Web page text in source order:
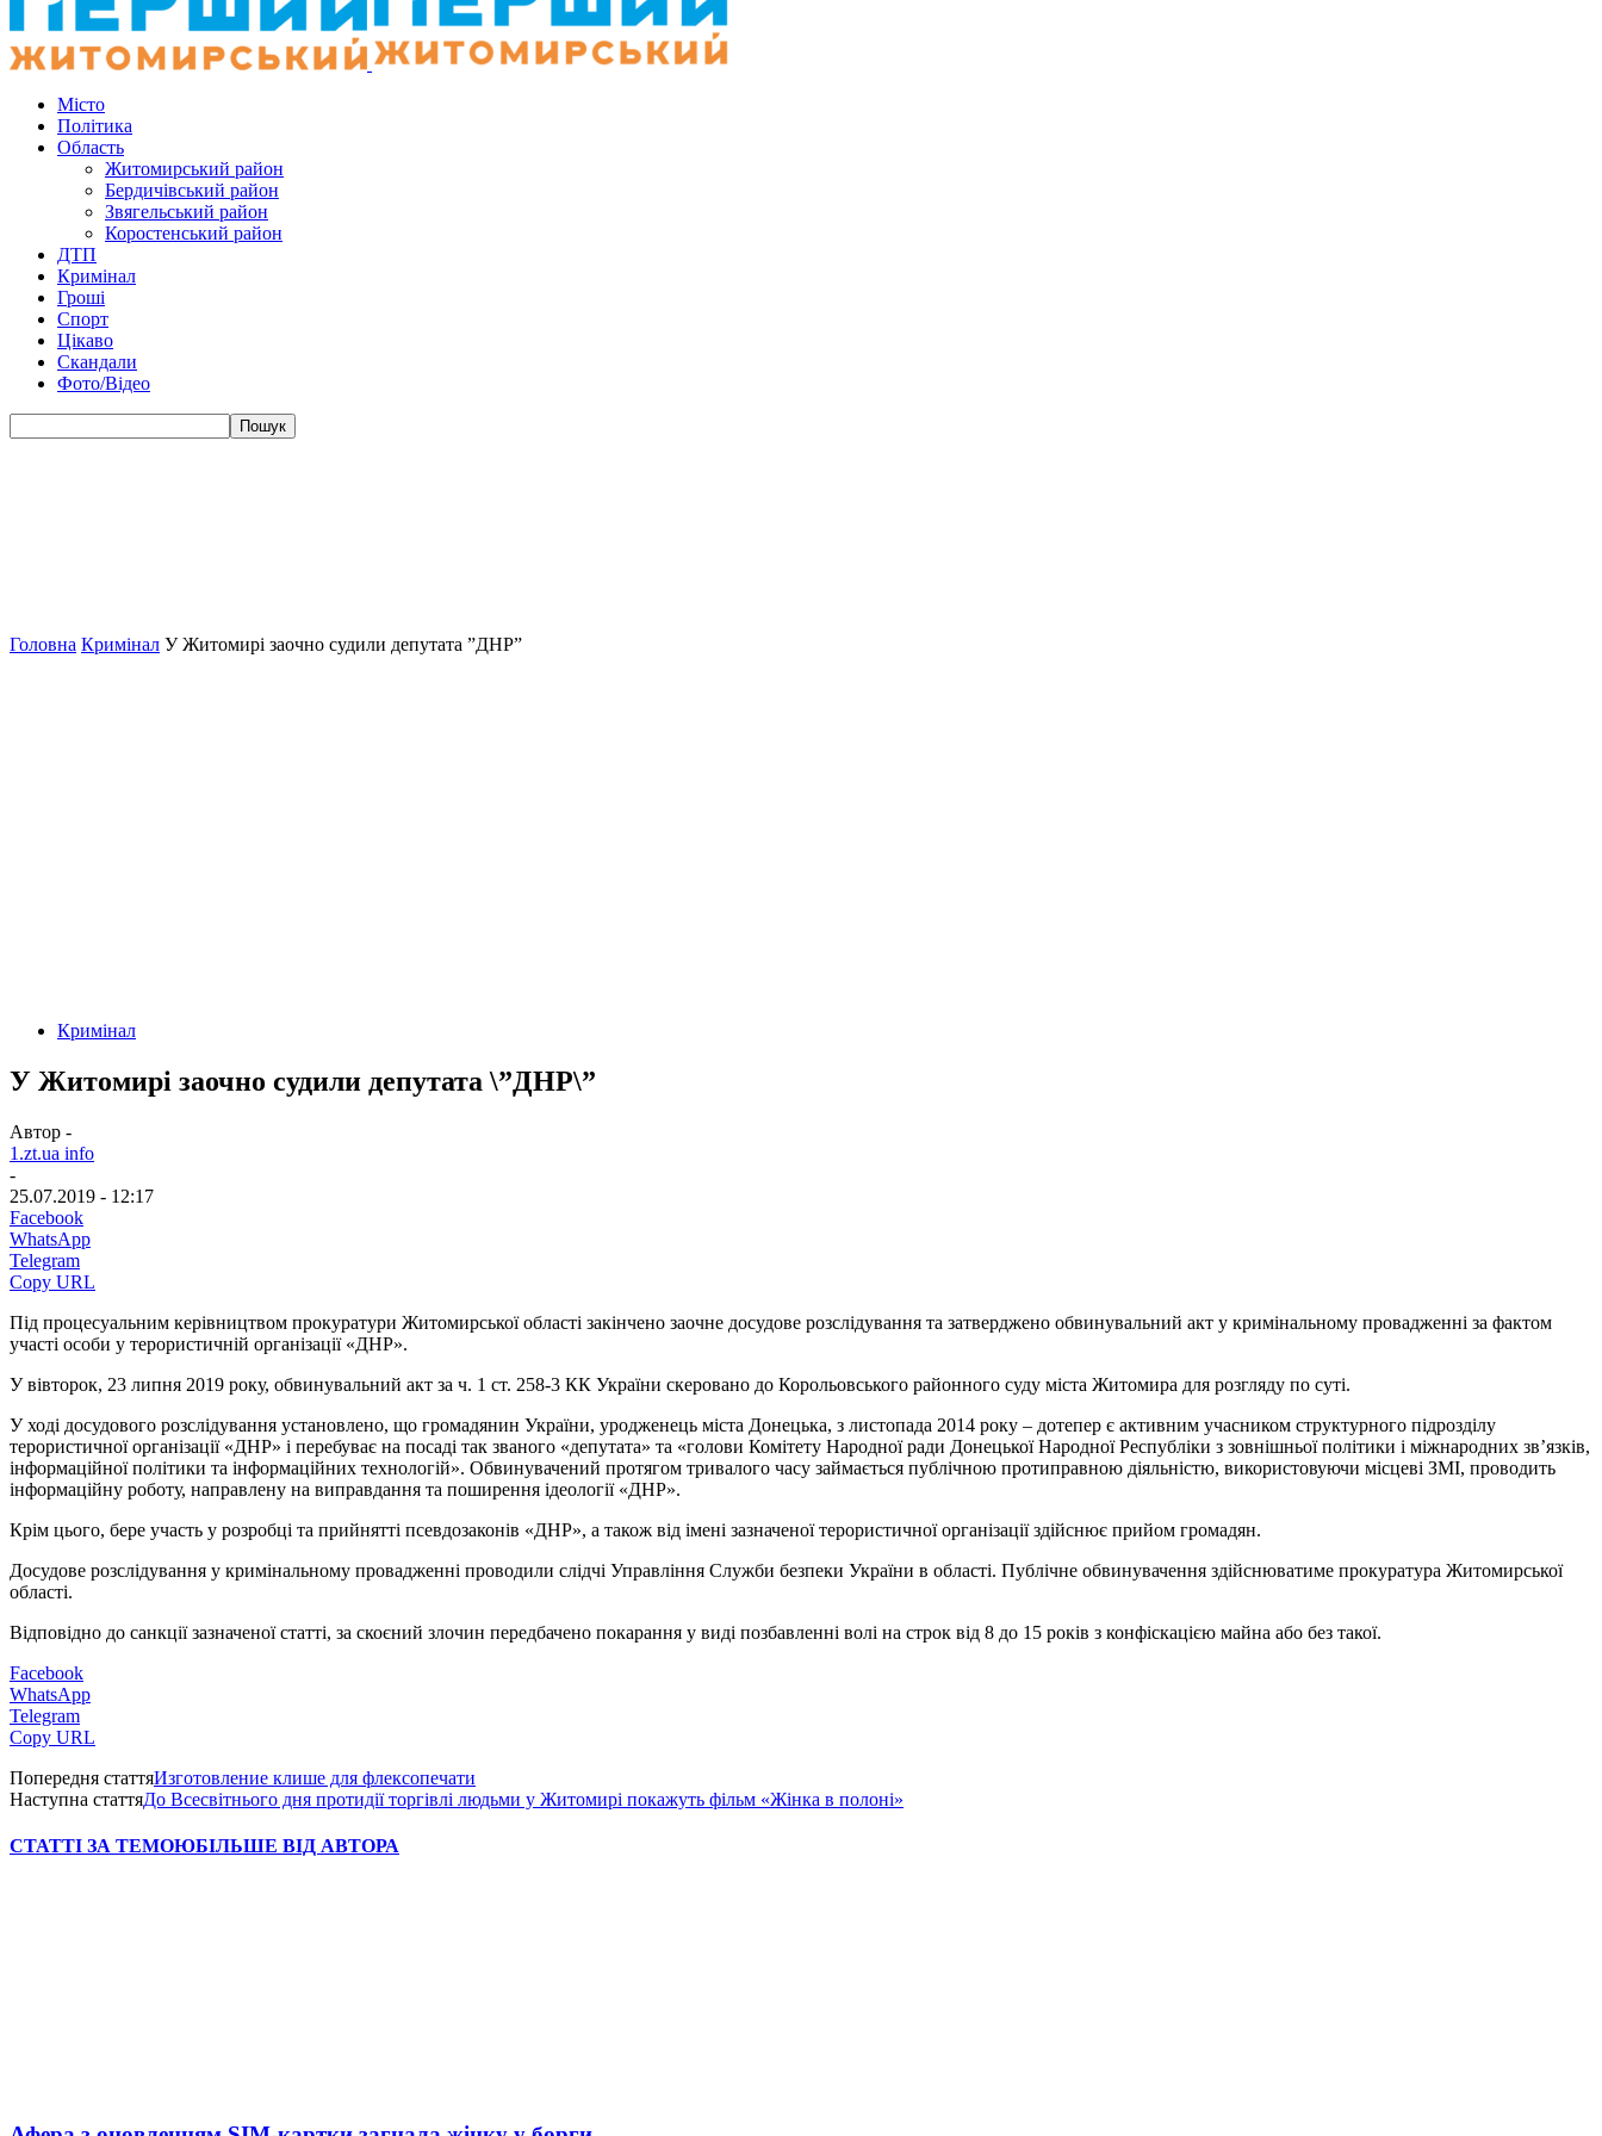
Місто
Політика
Область
Житомирський район
Бердичівський район
Звягельський район
Коростенський район
ДТП
Кримінал
Гроші
Спорт
Цікаво
Скандали
Фото/Відео
Головна Кримінал У Житомирі заочно судили депутата ”ДНР”
Кримінал
У Житомирі заочно судили депутата \”ДНР\”
Автор -
1.zt.ua info
-
25.07.2019 - 12:17
Facebook
WhatsApp
Telegram
Copy URL
Під процесуальним керівництвом прокуратури Житомирської області закінчено заочне досудове розслідування та затверджено обвинувальний акт у кримінальному провадженні за фактом
участі особи у терористичній організації «ДНР».
У вівторок, 23 липня 2019 року, обвинувальний акт за ч. 1 ст. 258-3 КК України скеровано до Корольовського районного суду міста Житомира для розгляду по суті.
У ході досудового розслідування установлено, що громадянин України, уродженець міста Донецька, з листопада 2014 року – дотепер є активним учасником структурного підрозділу
терористичної організації «ДНР» і перебуває на посаді так званого «депутата» та «голови Комітету Народної ради Донецької Народної Республіки з зовнішньої політики і міжнародних зв’язків,
інформаційної політики та інформаційних технологій». Обвинувачений протягом тривалого часу займається публічною протиправною діяльністю, використовуючи місцеві ЗМІ, проводить
інформаційну роботу, направлену на виправдання та поширення ідеології «ДНР».
Крім цього, бере участь у розробці та прийнятті псевдозаконів «ДНР», а також від імені зазначеної терористичної організації здійснює прийом громадян.
Досудове розслідування у кримінальному провадженні проводили слідчі Управління Служби безпеки України в області. Публічне обвинувачення здійснюватиме прокуратура Житомирської
області.
Відповідно до санкції зазначеної статті, за скоєний злочин передбачено покарання у виді позбавленні волі на строк від 8 до 15 років з конфіскацією майна або без такої.
Facebook
WhatsApp
Telegram
Copy URL
Попередня статтяИзготовление клише для флексопечати
Наступна статтяДо Всесвітнього дня протидії торгівлі людьми у Житомирі покажуть фільм «Жінка в полоні»
СТАТТІ ЗА ТЕМОЮБІЛЬШЕ ВІД АВТОРА